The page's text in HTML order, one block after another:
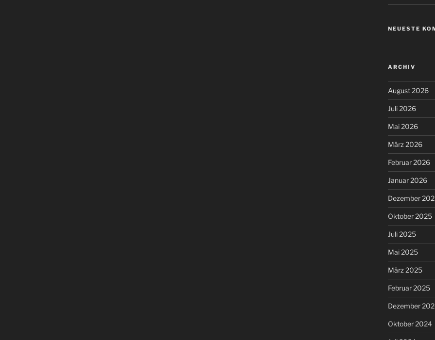
NEUESTE
ARCHIV
August 2026
Juli 2026
Mai 2026
März 2026
Februar 2026
Januar 2026
Dezember
Oktober 2025
Juli 2025
Mai 2025
März 2025
Februar 2025
Dezember
Oktober 2024